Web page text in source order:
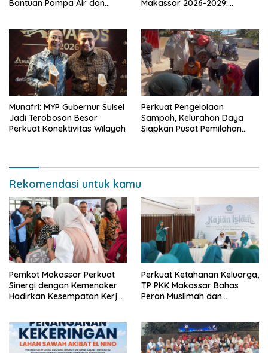
Bantuan Pompa Air dan
Makassar 2026-2029:
Multidimensi
Munafri: MYP Gubernur Sulsel
Jadi Terobosan Besar
Perkuat Konektivitas Wilayah
Perkuat Pengelolaan
Sampah, Kelurahan Daya
Siapkan Pusat Pemilahan
Rekomendasi untuk kamu
Pemkot Makassar Perkuat
Sinergi dengan Kemenaker
Hadirkan Kesempatan Kerja
Perkuat Ketahanan Keluarga,
TP PKK Makassar Bahas
Peran Muslimah dan